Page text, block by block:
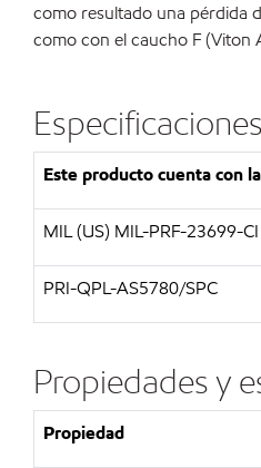
como resultado una pérdida
como con el caucho F (Viton
Este producto cuenta con
MIL (US) MIL-PRF-23699-CI
PRI-QPL-AS5780/SPC
Propiedades y
Propiedad